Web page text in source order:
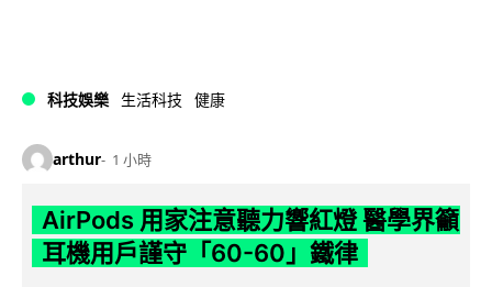
科技娛樂 生活科技 健康
arthur 1 小時
AirPods 用家注意聽力響紅燈 醫學界籲
耳機用戶謹守「60-60」鐵律